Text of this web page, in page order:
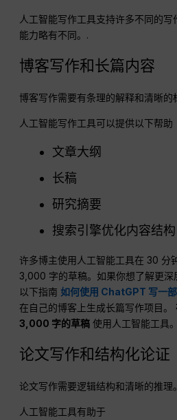
人工智能写作工具支持许多不同的
能力略有不同。.
博客写作和长篇内容
博客写作需要有条理的解释和清晰的
人工智能写作工具可以提供以下帮助
文章大纲
长稿
研究摘要
搜索引擎优化内容结构
许多博主使用人工智能工具在 30 分
3,000 字的草稿。如果你想了解更深
以下指南如何使用 ChatGPT 写一
在自己的博客上生成长篇写作项目。
3,000 字的草稿 使用人工智能工具
论文写作和结构化论证
论文写作需要逻辑结构和清晰的推理
人工智能工具有助于